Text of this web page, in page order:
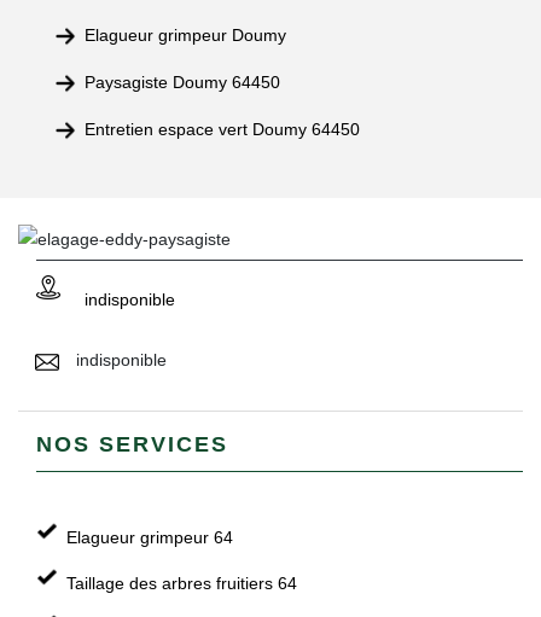
Elagueur grimpeur Doumy
Paysagiste Doumy 64450
Entretien espace vert Doumy 64450
indisponible
indisponible
NOS SERVICES
Elagueur grimpeur 64
Taillage des arbres fruitiers 64